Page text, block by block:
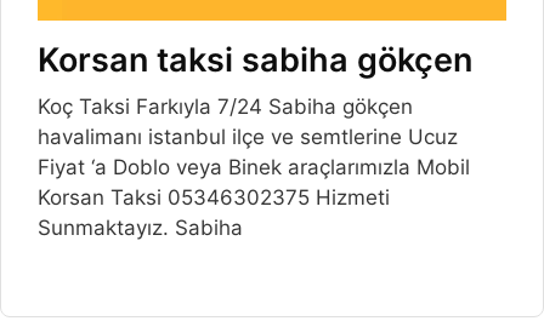
Korsan taksi sabiha gökçen
Koç Taksi Farkıyla 7/24 Sabiha gökçen
havalimanı istanbul ilçe ve semtlerine Ucuz
Fiyat ‘a Doblo veya Binek araçlarımızla Mobil
Korsan Taksi 05346302375 Hizmeti
Sunmaktayız. Sabiha